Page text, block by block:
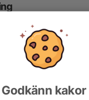
Ingen uppställning ifylld
Godkänn kakor